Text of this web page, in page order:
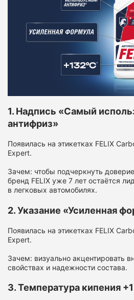
1. Надпись «Самый
антифриз»
Появилась на этикетках FELIX
Expert.
Зачем: чтобы подчеркнуть
бренд FELIX уже 7 лет остаётся
в легковых автомобилях.
2. Указание «Усиленная
Появилась на этикетках FELIX
Expert.
Зачем: визуально акцентировать
свойствах и надежности состава.
3. Температура кипения